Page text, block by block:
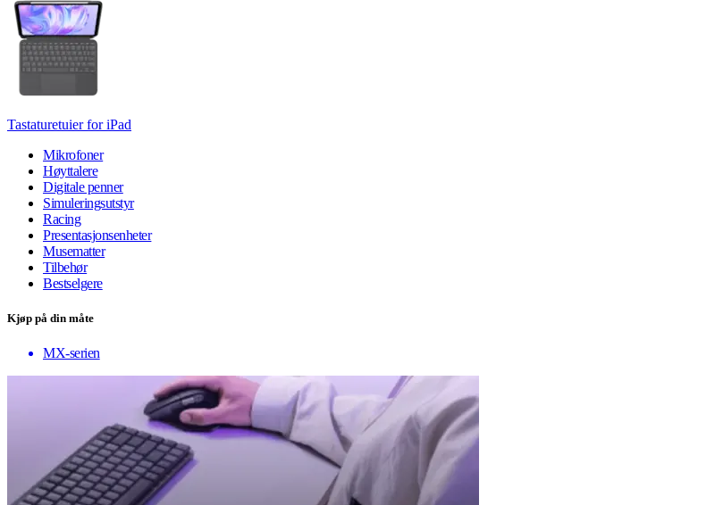
Tastaturetuier for iPad
Mikrofoner
Høyttalere
Digitale penner
Simuleringsutstyr
Racing
Presentasjonsenheter
Musematter
Tilbehør
Bestselgere
Kjøp på din måte
MX-serien